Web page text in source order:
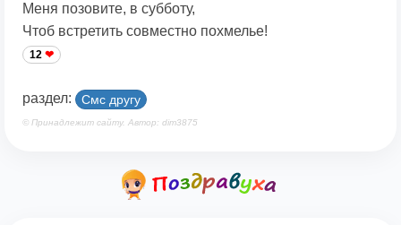
Меня позовите, в субботу,
Чтоб встретить совместно похмелье!
12
раздел: Смс другу
© Принадлежит сайту. Автор: dim3875